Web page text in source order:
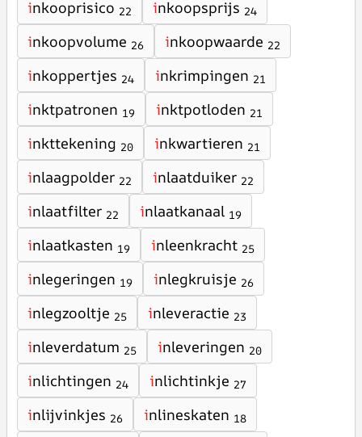
inkooprisico 22 inkoopsprijs 24
inkoopvolume 26 inkoopwaarde 22
inkoppertjes 24 inkrimpingen 21
inktpatronen 19 inktpotloden 21
inkttekening 20 inkwartieren 21
inlaagpolder 22 inlaatduiker 22
inlaatfilter 22 inlaatkanaal 19
inlaatkasten 19 inleenkracht 25
inlegeringen 19 inlegkruisje 26
inlegzooltje 25 inleveractie 23
inleverdatum 25 inleveringen 20
inlichtingen 24 inlichtinkje 27
inlijvinkjes 26 inlineskaten 18